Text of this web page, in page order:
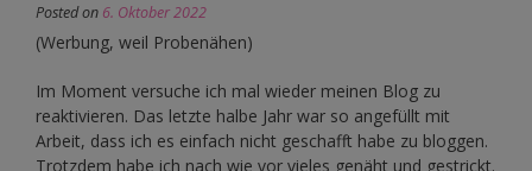
Posted on 6. Oktober 2022
(Werbung, weil Probenähen)
Im Moment versuche ich mal wieder meinen Blog zu
reaktivieren. Das letzte halbe Jahr war so angefüllt mit
Arbeit, dass ich es einfach nicht geschafft habe zu bloggen.
Trotzdem habe ich nach wie vor vieles genäht und gestrickt.